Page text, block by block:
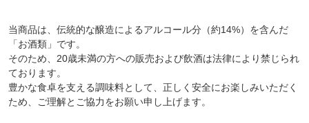
当商品は、伝統的な醸造によるアルコール分（約14%）を含んだ
「お酒類」です。
そのため、20歳未満の方への販売および飲酒は法律により禁じられ
ております。
豊かな食卓を支える調味料として、正しく安全にお楽しみいただく
ため、ご理解とご協力をお願い申し上げます。